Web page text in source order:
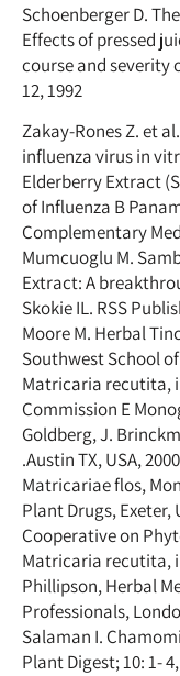
Schoenberger D.
Effects of pressed
course and severity
12, 1992
Zakay-Rones Z. et
influenza virus in
Elderberry Extract
of Influenza B
Complementary
Mumcuoglu M.
Extract: A
Skokie IL. RSS
Moore M. Herbal
Southwest School
Matricaria recutita,
Commission E
Goldberg, J.
Austin TX, USA, 2000.
Matricariae flos,
Plant Drugs, Exeter,
Cooperative on
Matricaria recutita,
Phillipson, Herbal
Professionals,
Salaman I.
Plant Digest; 10: 1-